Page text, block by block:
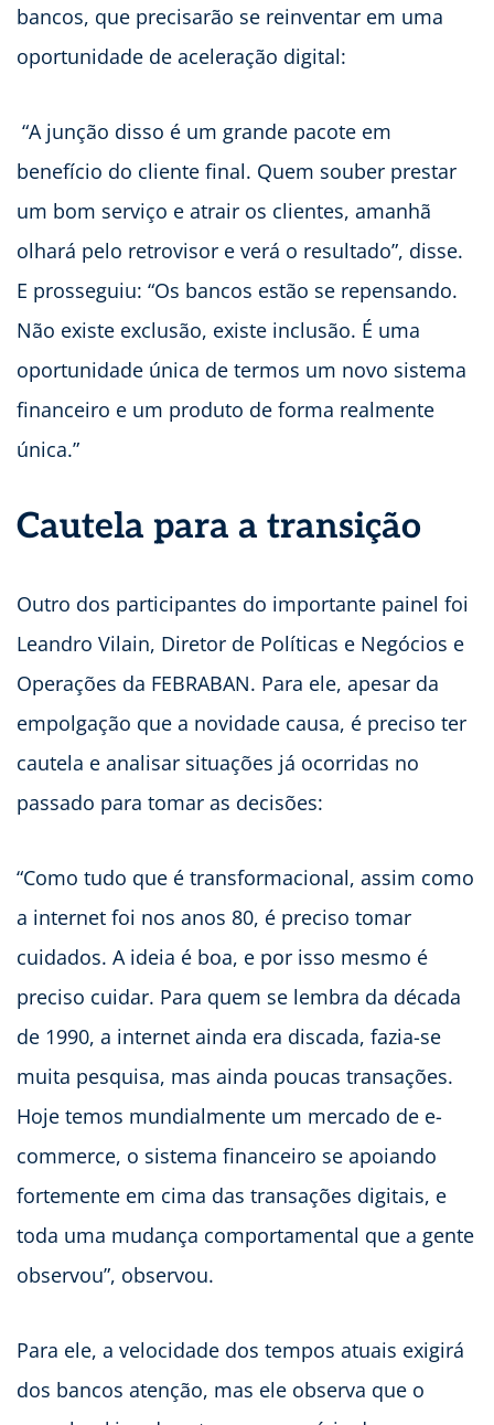
bancos, que precisarão se reinventar em uma
oportunidade de aceleração digital:
“A junção disso é um grande pacote em
benefício do cliente final. Quem souber prestar
um bom serviço e atrair os clientes, amanhã
olhará pelo retrovisor e verá o resultado”, disse.
E prosseguiu: “Os bancos estão se repensando.
Não existe exclusão, existe inclusão. É uma
oportunidade única de termos um novo sistema
financeiro e um produto de forma realmente
única.”
Cautela para a transição
Outro dos participantes do importante painel foi
Leandro Vilain, Diretor de Políticas e Negócios e
Operações da FEBRABAN. Para ele, apesar da
empolgação que a novidade causa, é preciso ter
cautela e analisar situações já ocorridas no
passado para tomar as decisões:
“Como tudo que é transformacional, assim como
a internet foi nos anos 80, é preciso tomar
cuidados. A ideia é boa, e por isso mesmo é
preciso cuidar. Para quem se lembra da década
de 1990, a internet ainda era discada, fazia-se
muita pesquisa, mas ainda poucas transações.
Hoje temos mundialmente um mercado de e-
commerce, o sistema financeiro se apoiando
fortemente em cima das transações digitais, e
toda uma mudança comportamental que a gente
observou”, observou.
Para ele, a velocidade dos tempos atuais exigirá
dos bancos atenção, mas ele observa que o